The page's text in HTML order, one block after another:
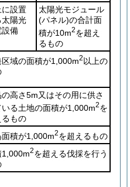
に設置
太陽光
設備
太陽光モジュール
(パネル)の合計面
積が10m2を超え
るもの
区域の面積が1,000m2 以上の
高さ5m又はその用に供さ
いる土地の面積が1,000m2を
るもの
面積が1,000m2を超えるもの
1,000m2を超える伐採を行う